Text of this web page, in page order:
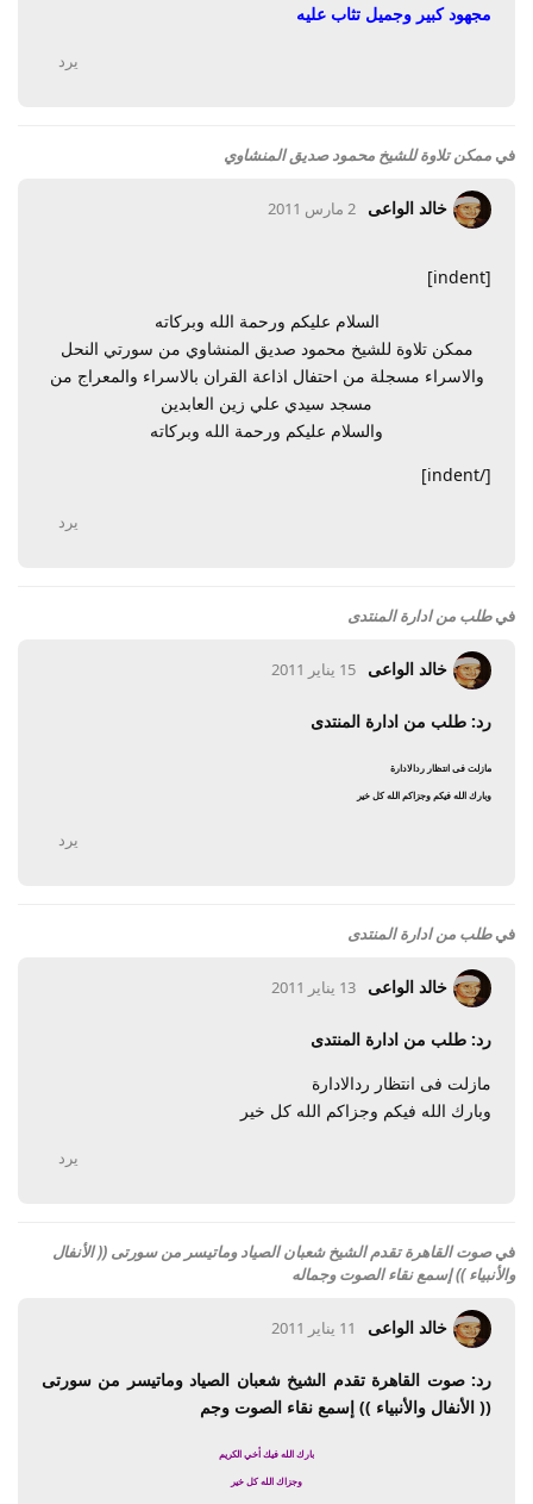
مجهود كبير وجميل تثاب عليه
يرد
في ممكن تلاوة للشيخ محمود صديق المنشاوي
خالد الواعى 2 مارس 2011
[indent]
السلام عليكم ورحمة الله وبركاته
ممكن تلاوة للشيخ محمود صديق المنشاوي من سورتي النحل
والاسراء مسجلة من احتفال اذاعة القران بالاسراء والمعراج من
مسجد سيدي علي زين العابدين
والسلام عليكم ورحمة الله وبركاته
[/indent]
يرد
فيطلب من ادارة المنتدى
خالد الواعى 15 يناير 2011
رد: طلب من ادارة المنتدى
مازلت فى انتظار ردالادارة
وبارك الله فيكم وجزاكم الله كل خير
يرد
فيطلب من ادارة المنتدى
خالد الواعى 13 يناير 2011
رد: طلب من ادارة المنتدى
مازلت فى انتظار ردالادارة
وبارك الله فيكم وجزاكم الله كل خير
يرد
فيصوت القاهرة تقدم الشيخ شعبان الصياد وماتيسر من سورتى (( الأنفال
والأنبياء )) إسمع نقاء الصوت وجماله
خالد الواعى 11 يناير 2011
رد: صوت القاهرة تقدم الشيخ شعبان الصياد وماتيسر من سورتى
(( الأنفال والأنبياء )) إسمع نقاء الصوت وجم
بارك الله فيك أخي الكريم
وجزاك الله كل خير